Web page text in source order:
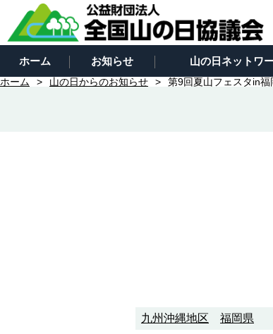
ホーム お知らせ 山の日ネットワ
ホーム 山の日からのお知らせ 第9回夏山フェスタin福
九州沖縄地区 福岡県